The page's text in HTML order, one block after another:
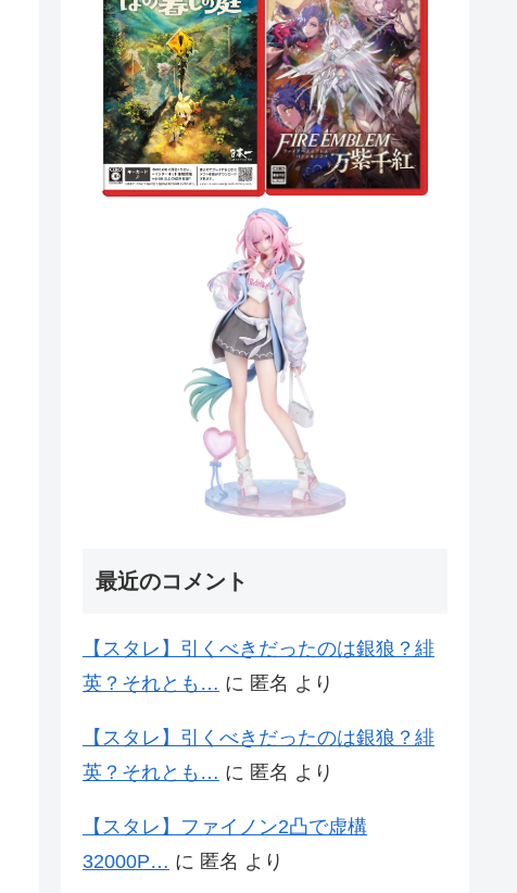
最近のコメント
【スタレ】引くべきだったのは銀狼？緋
英？それとも… に 匿名 より
【スタレ】引くべきだったのは銀狼？緋
英？それとも… に 匿名 より
【スタレ】ファイノン2凸で虚構
32000P… に 匿名 より